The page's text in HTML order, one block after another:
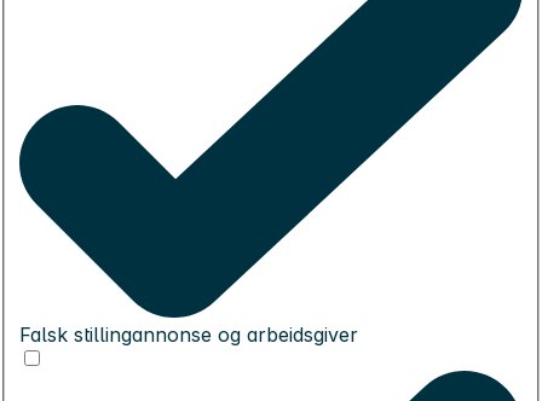
Falsk stillingannonse og arbeidsgiver